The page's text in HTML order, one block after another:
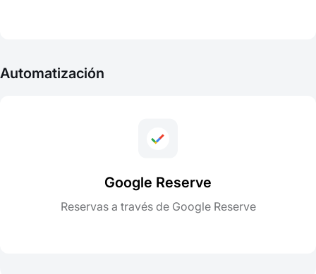
Automatización
Google Reserve
Reservas a través de Google Reserve